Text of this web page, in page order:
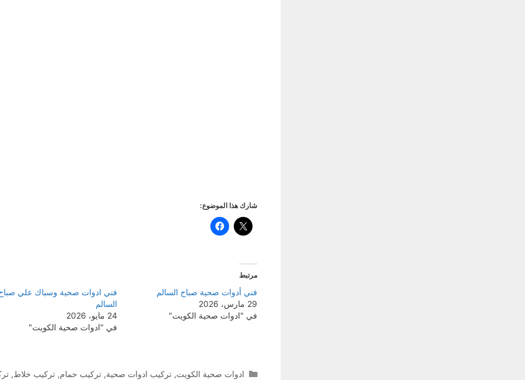
شارك هذا الموضوع:
مرتبط
فني أدوات صحية صباح السالم
29 مارس، 2026
في "ادوات صحية الكويت"
فني ادوات صحية وسباك علي
السالم
24 مايو، 2026
في "ادوات صحية الكويت"
التصنيفات
ادوات صحية الكويت, تركيب ادوات صحية, تركيب حمام, تركيب خلاط,